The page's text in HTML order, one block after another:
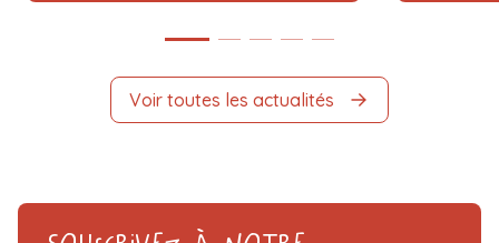
Voir toutes les actualités